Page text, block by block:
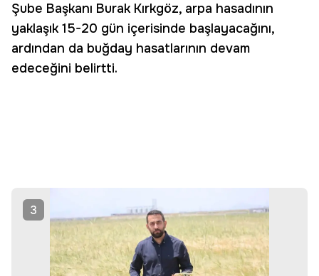
Şube Başkanı Burak Kırkgöz, arpa hasadının
yaklaşık 15-20 gün içerisinde başlayacağını,
ardından da buğday hasatlarının devam
edeceğini belirtti.
3